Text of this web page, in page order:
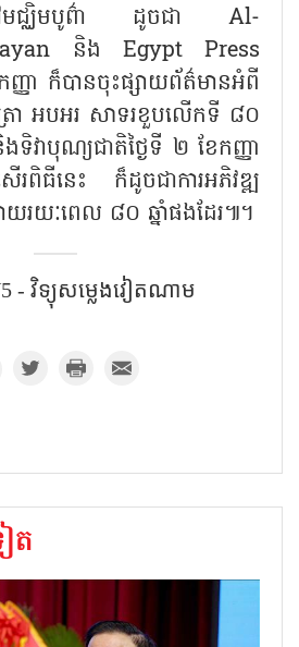
នៅមជ្ឈិមបូព៌ា ដូចជា Al-
និង Egypt Press
ញ្ញា ក៏បានចុះផ្សាយព័ត៌មានអំពី
ត្រា អបអរ សាទរខួបលើកទី ៨០
ទិវាបុណ្យជាតិថ្ងៃទី ២ ខែកញ្ញា
ធីនេះ ក៏ដូចជាការអភិវឌ្ឍ
រយៈពេល ៨០ ឆ្នាំផងដែរ៕។
- វិទ្យុសម្លេងវៀតណាម
ត